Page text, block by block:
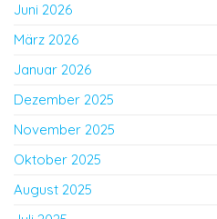
Juni 2026
März 2026
Januar 2026
Dezember 2025
November 2025
Oktober 2025
August 2025